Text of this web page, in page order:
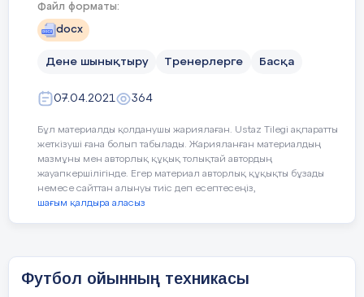
9
Файл форматы:
docx
Дене шынықтыру Тренерлерге Басқа
07.04.2021 364
Бұл материалды қолданушы жариялаған. Ustaz Tilegi ақпаратты
жеткізуші ғана болып табылады. Жарияланған материалдың
мазмұны мен авторлық құқық толықтай автордың
жауапкершілігінде. Егер материал авторлық құқықты бұзады
немесе сайттан алынуы тиіс деп есептесеңіз,
шағым қалдыра аласыз
Футбол ойынның техникасы